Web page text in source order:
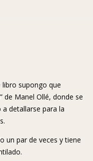
supongo que
de Manel Ollé, donde se
detallarse para la
un par de veces y tiene